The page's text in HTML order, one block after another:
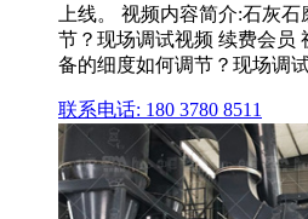
上线。 视频内容简介:石灰
节？现场调试视频 续费会员
备的细度如何调节？现场调
联系电话: 180 3780 8511